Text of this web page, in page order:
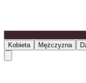
Kobieta Mężczyzna